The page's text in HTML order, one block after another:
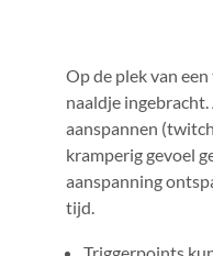
Op de plek van
naaldje
aanspannen
kramperig gevoel
aanspanning
tijd.